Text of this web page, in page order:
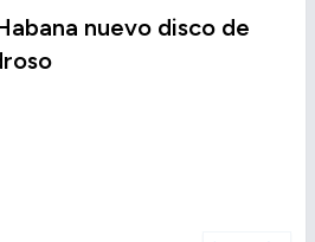
nuevo disco de